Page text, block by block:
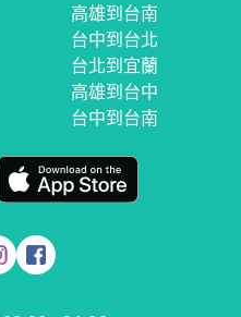
高雄到台南
台中到台北
台北到宜蘭
高雄到台中
台中到台南